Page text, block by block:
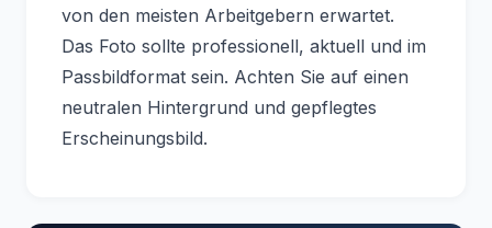
von den meisten Arbeitgebern erwartet.
Das Foto sollte professionell, aktuell und im
Passbildformat sein. Achten Sie auf einen
neutralen Hintergrund und gepflegtes
Erscheinungsbild.